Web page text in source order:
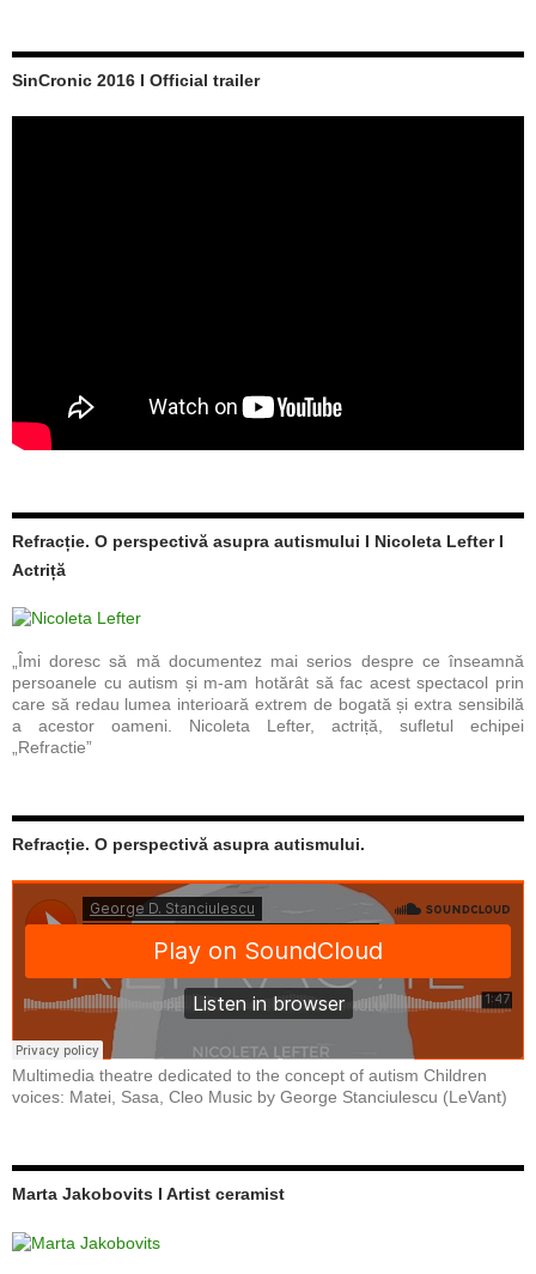
SinCronic 2016 I Official trailer
Refracție. O perspectivă asupra autismului I Nicoleta Lefter I
Actriță
„Îmi doresc să mă documentez mai serios despre ce înseamnă
persoanele cu autism și m-am hotărât să fac acest spectacol prin
care să redau lumea interioară extrem de bogată și extra sensibilă
a acestor oameni. Nicoleta Lefter, actriță, sufletul echipei
„Refractie”
Refracție. O perspectivă asupra autismului.
Multimedia theatre dedicated to the concept of autism Children
voices: Matei, Sasa, Cleo Music by George Stanciulescu (LeVant)
Marta Jakobovits I Artist ceramist